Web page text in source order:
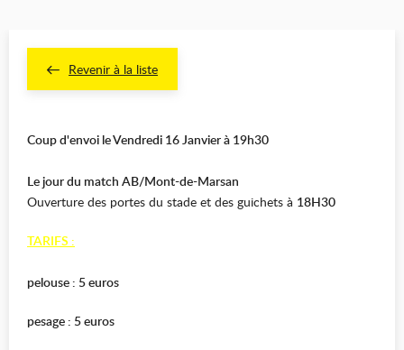
Revenir à la liste
Coup d'envoi le Vendredi 16 Janvier à 19h30
Le jour du match AB/Mont-de-Marsan
Ouverture des portes du stade et des guichets à 18H30
TARIFS :
pelouse : 5 euros
pesage : 5 euros